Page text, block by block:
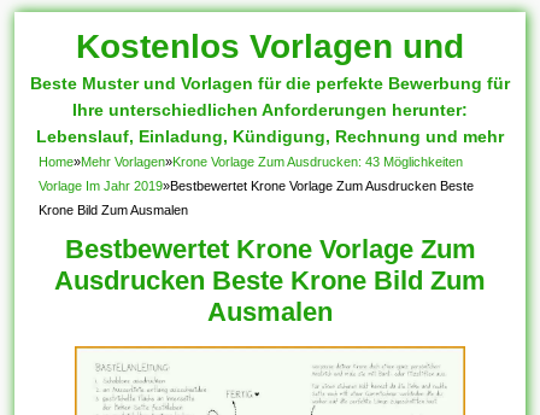
Kostenlos Vorlagen und
Muster
Beste Muster und Vorlagen für die perfekte Bewerbung für
Ihre unterschiedlichen Anforderungen herunter:
Lebenslauf, Einladung, Kündigung, Rechnung und mehr
Home»Mehr Vorlagen»Krone Vorlage Zum Ausdrucken: 43 Möglichkeiten
Vorlage Im Jahr 2019»Bestbewertet Krone Vorlage Zum Ausdrucken Beste
Krone Bild Zum Ausmalen
Bestbewertet Krone Vorlage Zum
Ausdrucken Beste Krone Bild Zum
Ausmalen